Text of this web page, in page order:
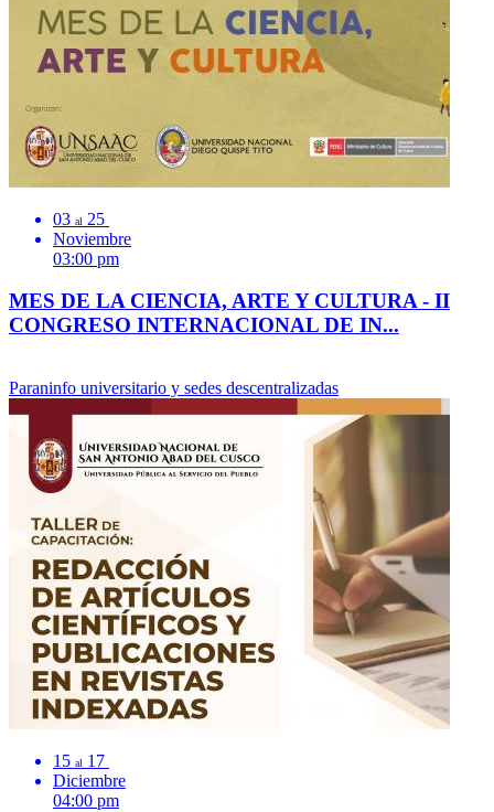
03 al 25
Noviembre
03:00 pm
MES DE LA CIENCIA, ARTE Y CULTURA - II
CONGRESO INTERNACIONAL DE IN...
Paraninfo universitario y sedes descentralizadas
15 al 17
Diciembre
04:00 pm